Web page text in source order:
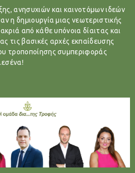
ανησυχιών και καινοτόμων ιδεών
η δημιουργία μιας νεωτεριστικής
από κάθε υπόνοια δίαιτας και
τις βασικές αρχές εκπαίδευσης
τροποποίησης συμπεριφοράς